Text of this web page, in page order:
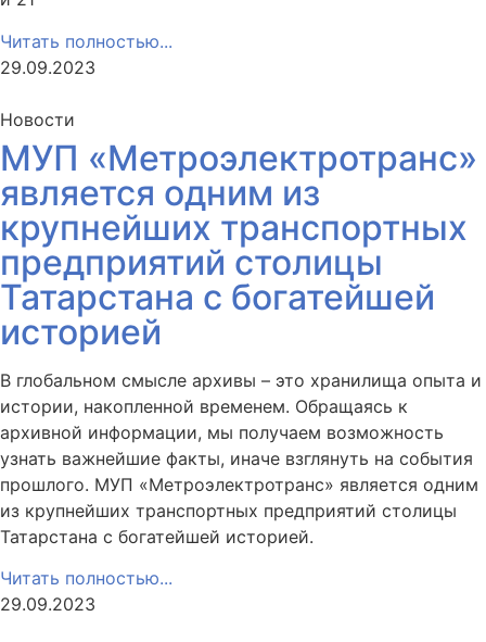
Читать полностью...
29.09.2023
Новости
МУП «Метроэлектротранс»
является одним из
крупнейших транспортных
предприятий столицы
Татарстана с богатейшей
историей
В глобальном смысле архивы – это хранилища опыта и
истории, накопленной временем. Обращаясь к
архивной информации, мы получаем возможность
узнать важнейшие факты, иначе взглянуть на события
прошлого. МУП «Метроэлектротранс» является одним
из крупнейших транспортных предприятий столицы
Татарстана с богатейшей историей.
Читать полностью...
29.09.2023